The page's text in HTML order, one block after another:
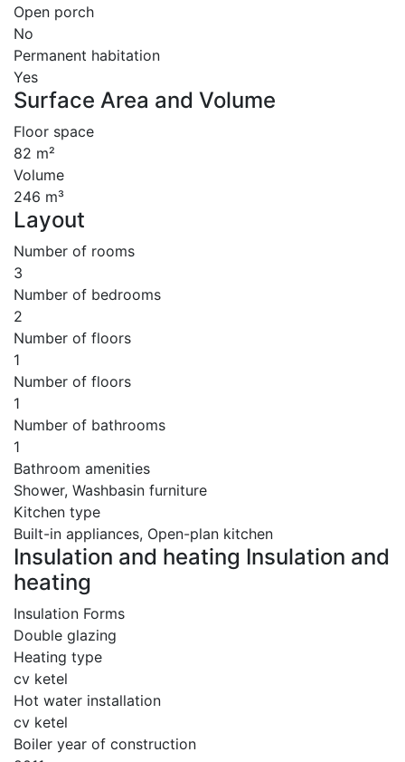
Open porch
No
Permanent habitation
Yes
Surface Area and Volume
Floor space
82 m²
Volume
246 m³
Layout
Number of rooms
3
Number of bedrooms
2
Number of floors
1
Number of floors
1
Number of bathrooms
1
Bathroom amenities
Shower, Washbasin furniture
Kitchen type
Built-in appliances, Open-plan kitchen
Insulation and heating Insulation and
heating
Insulation Forms
Double glazing
Heating type
cv ketel
Hot water installation
cv ketel
Boiler year of construction